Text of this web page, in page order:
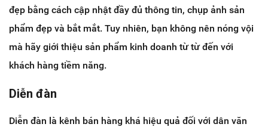
đẹp bằng cách cập nhật đầy đủ thông tin, chụp ảnh sản
phẩm đẹp và bắt mắt. Tuy nhiên, bạn không nên nóng vội
mà hãy giới thiệu sản phẩm kinh doanh từ từ đến với
khách hàng tiềm năng.
Diễn đàn
Diễn đàn là kênh bán hàng khá hiệu quả đối với dân văn